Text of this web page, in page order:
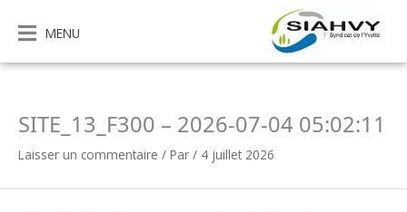
contenu
MENU
SITE_13_F300 – 2026-07-04 05:02:11
Laisser un commentaire / Par / 4 juillet 2026